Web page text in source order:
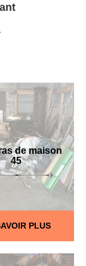
de maison
45
PLUS